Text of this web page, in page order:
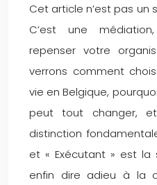
Cet article n’est pas un
C’est une
repenser votre
verrons comment
vie en Belgique,
peut tout changer,
distinction
et « Exécutant » est
enfin dire adieu à la